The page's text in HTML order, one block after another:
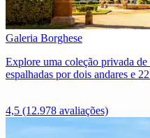
Galeria Borghese
Explore uma coleção privada
espalhadas por dois andares e
4,5 (12.978 avaliações)